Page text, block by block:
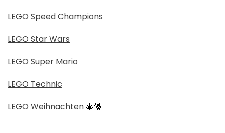
LEGO Speed Champions
LEGO Star Wars
LEGO Super Mario
LEGO Technic
LEGO Weihnachten 🎄🎅